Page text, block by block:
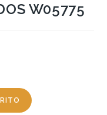
W05775